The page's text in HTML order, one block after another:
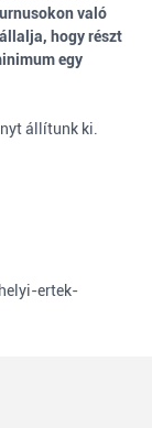
való
hogy részt
egy
állítunk ki.
ertek-